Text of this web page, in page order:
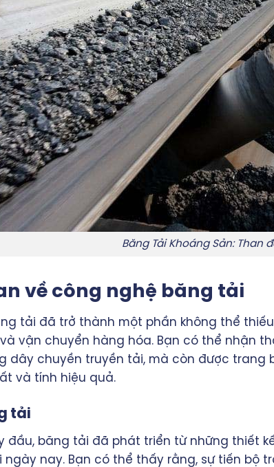
Băng Tải Khoáng Sản: Than
về công nghệ băng tải
tải đã trở thành một phần không thể
vận chuyển hàng hóa. Bạn có thể nhận
dây chuyền truyền tải, mà còn được trang
và tính hiệu quả.
tải
đầu, băng tải đã phát triển từ những thiết
ngày nay. Bạn có thể thấy rằng, sự tiến